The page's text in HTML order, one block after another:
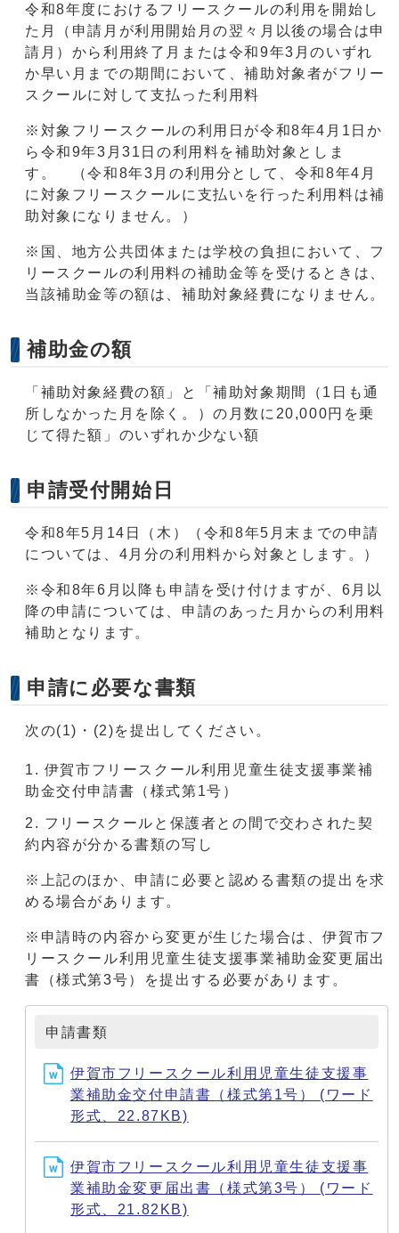
令和8年度におけるフリースクールの利用を開始し
た月（申請月が利用開始月の翌々月以後の場合は申
請月）から利用終了月または令和9年3月のいずれ
か早い月までの期間において、補助対象者がフリー
スクールに対して支払った利用料
※対象フリースクールの利用日が令和8年4月1日か
ら令和9年3月31日の利用料を補助対象としま
す。 （令和8年3月の利用分として、令和8年4月
に対象フリースクールに支払いを行った利用料は補
助対象になりません。）
※国、地方公共団体または学校の負担において、フ
リースクールの利用料の補助金等を受けるときは、
当該補助金等の額は、補助対象経費になりません。
補助金の額
「補助対象経費の額」と「補助対象期間（1日も通
所しなかった月を除く。）の月数に20,000円を乗
じて得た額」のいずれか少ない額
申請受付開始日
令和8年5月14日（木）（令和8年5月末までの申請
については、4月分の利用料から対象とします。）
※令和8年6月以降も申請を受け付けますが、6月以
降の申請については、申請のあった月からの利用料
補助となります。
申請に必要な書類
次の(1)・(2)を提出してください。
伊賀市フリースクール利用児童生徒支援事業補
助金交付申請書（様式第1号）
フリースクールと保護者との間で交わされた契
約内容が分かる書類の写し
※上記のほか、申請に必要と認める書類の提出を求
める場合があります。
※申請時の内容から変更が生じた場合は、伊賀市フ
リースクール利用児童生徒支援事業補助金変更届出
書（様式第3号）を提出する必要があります。
申請書類
伊賀市フリースクール利用児童生徒支援事
業補助金交付申請書（様式第1号） (ワード
形式、22.87KB)
伊賀市フリースクール利用児童生徒支援事
業補助金変更届出書（様式第3号） (ワード
形式、21.82KB)